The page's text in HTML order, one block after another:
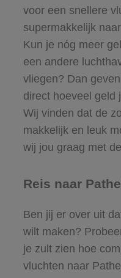
voor een snellere
supermakkelijk
Kun je nóg meer
een andere
vliegen? Dan
direct hoeveel geld
Wij vinden dat de
makkelijk en leuk
wij jou graag met
Reis naar
Ben jij er over uit
wilt maken?
je zult zien hoe
vluchten naar